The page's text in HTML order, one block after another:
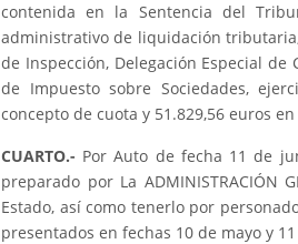
contenida en la Sentencia del
administrativo de liquidación
de Inspección, Delegación Especial
de Impuesto sobre Sociedades,
concepto de cuota y 51.829,56 euros
CUARTO.- Por Auto de fecha 11 de
preparado por La ADMINISTRACIÓN
Estado, así como tenerlo por
presentados en fechas 10 de mayo y